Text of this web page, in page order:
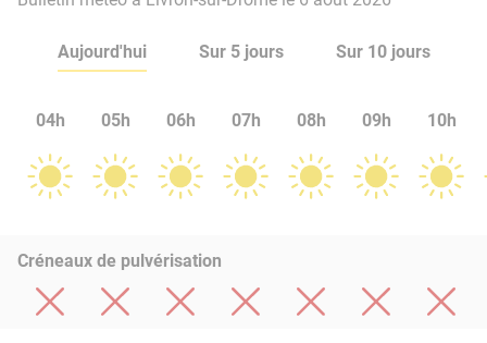
Aujourd'hui Sur 5 jours Sur 10 jours
04h 05h 06h 07h 08h 09h 10h
Créneaux de pulvérisation